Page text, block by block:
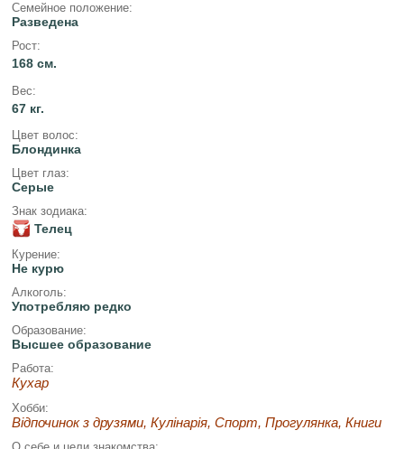
Семейное положение:
Разведена
Рост:
168 см.
Вес:
67 кг.
Цвет волос:
Блондинка
Цвет глаз:
Серые
Знак зодиака:
Телец
Курение:
Не курю
Алкоголь:
Употребляю редко
Образование:
Высшее образование
Работа:
Кухар
Хобби:
Відпочинок з друзями, Кулінарія, Спорт, Прогулянка, Книги